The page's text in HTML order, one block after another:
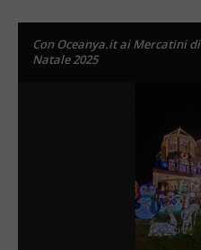
Con Oceanya.it ai Mercatini di
Natale 2025